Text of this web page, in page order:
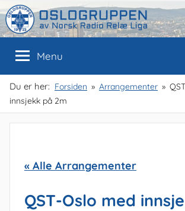
Skip
to
content
Oslogruppen
av
NRRL
Oslo
Menu
Du er her: Forsiden Arrangementer
innsjekk på 2m
« Alle Arrangementer
QST-Oslo med